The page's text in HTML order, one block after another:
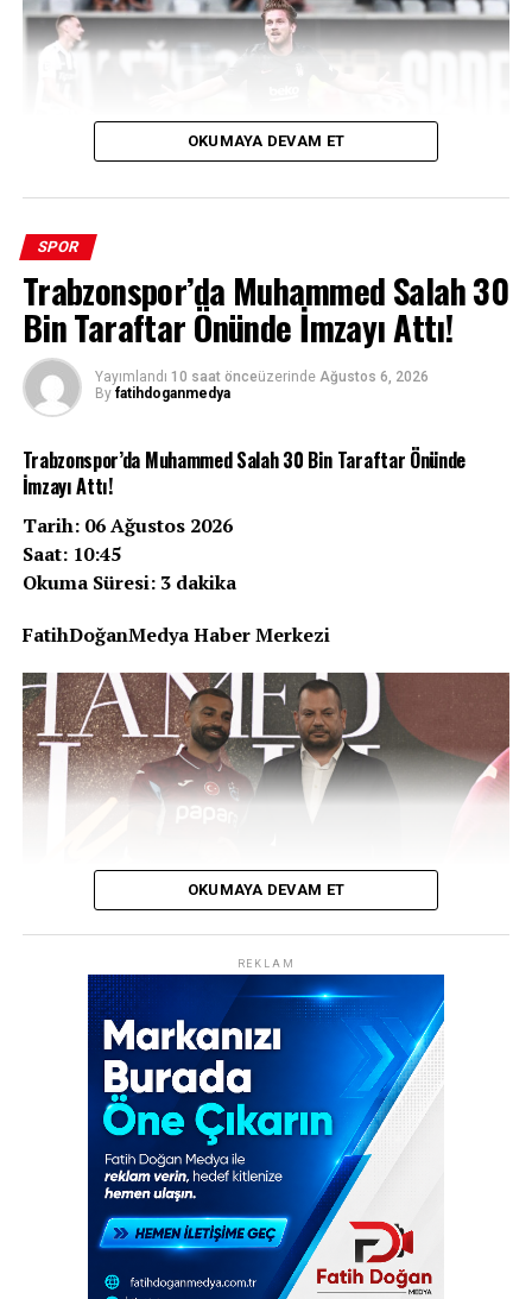
Zorlu bir Çekya deplasmanı, 10 kişi kalmak, tarihi bir
başarı… Beşiktaş, UEFA Avrupa Ligi 3. eleme turu ilk
maçında Hradec Kralove’yi 1-0 mağlup ederek Avrupa
beyazlılar, bu anlamlı zaferle sadece tur kapısını
aralamakla kalmadı, kulüp tarihinin gurur tablosuna bir
yıldız daha ekledi.
Zorlu Deplasmanda Tarihi Gece
Malsovicka Arena’da oynanan karşılaşmaya hızlı
değerlendiremedi ve devre 0-0 sona erdi. Ancak ikinci
yarıda siyah-beyazlılar için işler hiç beklenmedik bir hal
aldı.
OKUMAYA DEVAM ET
SPOR
Trabzonspor’da Muhammed Salah 30
Bin Taraftar Önünde İmzayı Attı!
Yayımlandı 10 saat önceüzerinde Ağustos 6, 2026
By fatihdoganmedya
Trabzonspor’da Muhammed Salah 30 Bin Taraftar Önünde
İmzayı Attı!
Tarih: 06 Ağustos 2026
Saat: 10:45
Okuma Süresi: 3 dakika
FatihDoğanMedya Haber Merkezi
Trabzonspor, transfer tarihinin en ses getiren
hamlelerinden birine imza attı! Bordo-mavili kulüp,
Mısırlı yıldız futbolcu Muhammed Salah’ı resmen
kadrosuna katarak dünya spor gündemine bomba gibi
düştü. Şenol Güneş Spor Kompleksi’nde düzenlenen
görkemli imza töreninde yaklaşık 30 bin taraftar, yeni
transferlerini coşkuyla karşıladı.
30 Bin Kişilik Coşku: “Allah Allah Allah,
Muhammed Salah”
OKUMAYA DEVAM ET
REKLAM